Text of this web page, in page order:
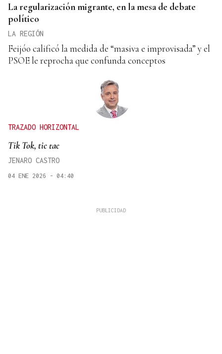
La regularización migrante, en la mesa de debate
político
LA REGIÓN
Feijóo calificó la medida de “masiva e improvisada” y el
PSOE le reprocha que confunda conceptos
TRAZADO HORIZONTAL
Tik Tok, tic tac
JENARO CASTRO
04 ENE 2026 - 04:40